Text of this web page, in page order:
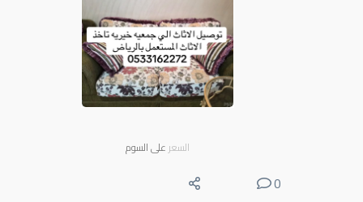
السعر على السوم
0